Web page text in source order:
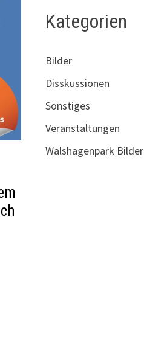
Kategorien
Bilder
Disskussionen
Sonstiges
Veranstaltungen
Walshagenpark Bilder